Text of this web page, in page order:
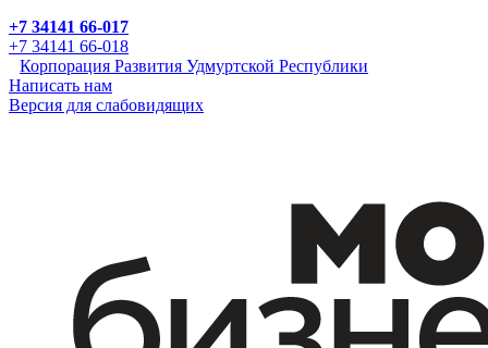
+7 34141 66-017
+7 34141 66-018
Корпорация Развития Удмуртской Республики
Написать нам
Версия для слабовидящих